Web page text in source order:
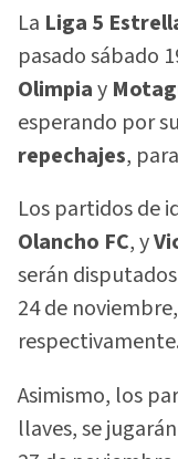
La Liga 5
pasado sábado
Olimpiay
esperando por
repechajes,
Los partidos de
Olancho FC, y
serán
24 de
respectivamente.
Asimismo, los
llaves, se